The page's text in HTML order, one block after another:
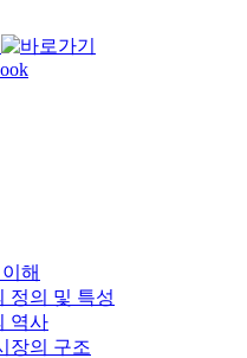
해
정의 및 특성
역사
장의 구조